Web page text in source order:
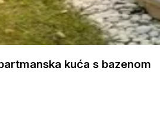
kuća s bazenom